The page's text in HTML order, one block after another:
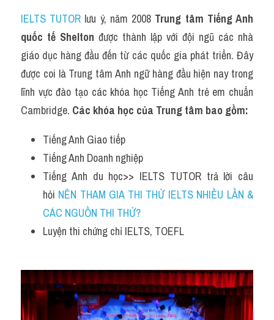
IELTS TUTOR lưu ý, năm 2008 Trung tâm Tiếng Anh
quốc tế Shelton được thành lập với đội ngũ các nhà
giáo dục hàng đầu đến từ các quốc gia phát triển. Đây
được coi là Trung tâm Anh ngữ hàng đầu hiện nay trong
lĩnh vực đào tạo các khóa học Tiếng Anh trẻ em chuẩn
Cambridge. Các khóa học của Trung tâm bao gồm:
Tiếng Anh Giao tiếp
Tiếng Anh Doanh nghiệp
Tiếng Anh du học>> IELTS TUTOR trả lời câu
hỏi NÊN THAM GIA THI THỬ IELTS NHIỀU LẦN &
CÁC NGUỒN THI THỬ?
Luyện thi chứng chỉ IELTS, TOEFL